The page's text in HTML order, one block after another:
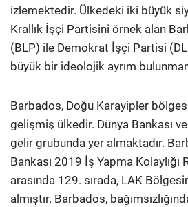
izlemektedir. Ülkedeki iki büyük
Krallık İşçi Partisini örnek alan
(BLP) ile Demokrat İşçi Partisi
büyük bir ideolojik ayrım
Barbados, Doğu Karayipler
gelişmiş ülkedir. Dünya Bankası
gelir grubunda yer almaktadır.
Bankası 2019 İş Yapma
arasında 129. sırada, LAK
almıştır. Barbados,